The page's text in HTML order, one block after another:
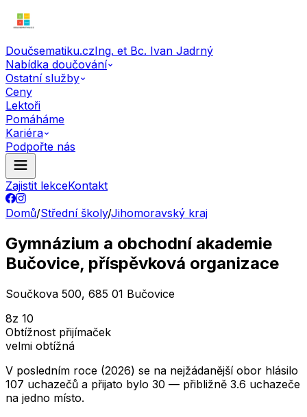
Doučsematiku.czIng. et Bc. Ivan Jadrný
Nabídka doučování
Ostatní služby
Ceny
Lektoři
Pomáháme
Kariéra
Podpořte nás
Zajistit lekceKontakt
Domů/Střední školy/Jihomoravský kraj
Gymnázium a obchodní akademie
Bučovice, příspěvková organizace
Součkova 500, 685 01 Bučovice
8z 10
Obtížnost přijímaček
velmi obtížná
V posledním roce (2026) se na nejžádanější obor hlásilo
107 uchazečů a přijato bylo 30 — přibližně 3.6 uchazeče
na jedno místo.